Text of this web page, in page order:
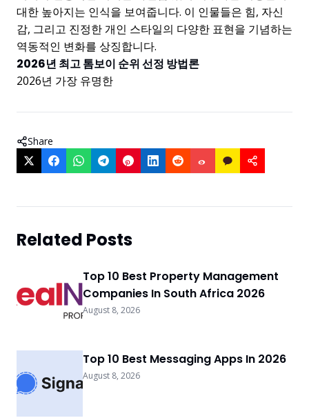
대한 높아지는 인식을 보여줍니다. 이 인물들은 힘, 자신
감, 그리고 진정한 개인 스타일의 다양한 표현을 기념하는
역동적인 변화를 상징합니다.
2026년 최고 톰보이 순위 선정 방법론
2026년 가장 유명한
Share
Related Posts
Top 10 Best Property Management
Companies In South Africa 2026
August 8, 2026
Top 10 Best Messaging Apps In 2026
August 8, 2026